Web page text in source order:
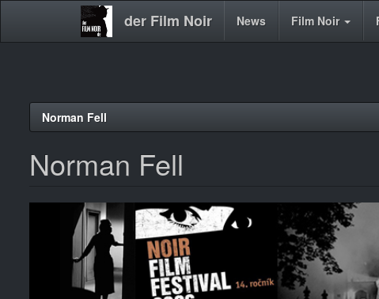
der Film Noir
Main News Film Noir
Norman Fell
Norman Fell